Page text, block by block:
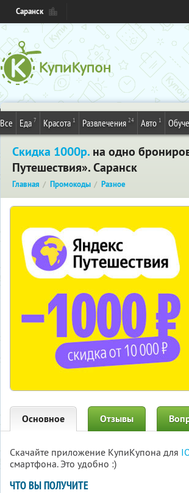
Саранск
Все Еда 7 Красота 1 Развлечения 24 Авто 1
Скидка 1000р. на одно
Путешествия». Саранск
Главная Промокоды Разное
Основное Отзывы
Скачайте приложение КупиКупона для
смартфона. Это удобно :)
ЧТО ВЫ ПОЛУЧИТЕ